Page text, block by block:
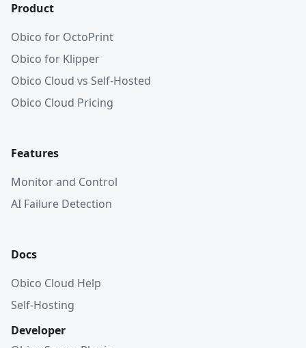
Product
Obico for OctoPrint
Obico for Klipper
Obico Cloud vs Self-Hosted
Obico Cloud Pricing
Features
Monitor and Control
AI Failure Detection
Docs
Obico Cloud Help
Self-Hosting
Developer